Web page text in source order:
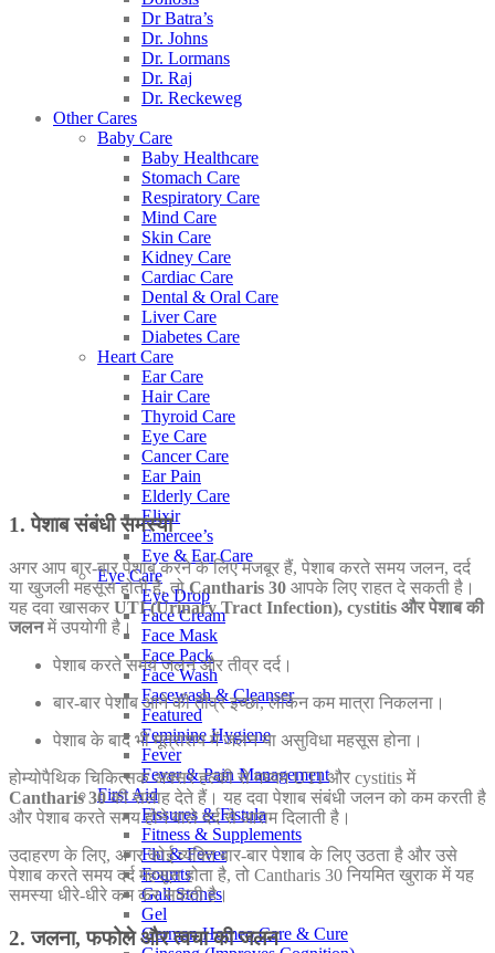
Dr Batra’s
Dr. Johns
Dr. Lormans
Dr. Raj
Dr. Reckeweg
Other Cares
Baby Care
Baby Healthcare
Stomach Care
Respiratory Care
Mind Care
Skin Care
Kidney Care
Cardiac Care
Dental & Oral Care
Liver Care
Diabetes Care
Heart Care
Ear Care
Hair Care
Thyroid Care
Eye Care
Cancer Care
Ear Pain
Elderly Care
Elixir
Emercee’s
Eye & Ear Care
Eye Care
Eye Drop
Face Cream
Face Mask
Face Pack
Face Wash
Facewash & Cleanser
Featured
Feminine Hygiene
Fever
Fever & Pain Management
First Aid
Fissures & Fistula
Fitness & Supplements
Flu & Fever
Fourrts
Gall Stones
Gel
German Homeo Care & Cure
1. पेशाब संबंधी समस्या
अगर आप बार-बार पेशाब करने के लिए मजबूर हैं, पेशाब करते समय जलन, दर्द
या खुजली महसूस होती है, तोCantharis 30 आपके लिए राहत दे सकती है।
यह दवा खासकर UTI (Urinary Tract Infection), cystitis और पेशाब की
जलनमें उपयोगी है।
पेशाब करते समय जलन और तीव्र दर्द।
बार-बार पेशाब आने की तीव्र इच्छा, लेकिन कम मात्रा निकलना।
पेशाब के बाद भी मूत्राशय में जलन या असुविधा महसूस होना।
होम्योपैथिक चिकित्सक अक्सर हल्की से मध्यम UTI और cystitis में
Cantharis 30की सलाह देते हैं। यह दवा पेशाब संबंधी जलन को कम करती है
और पेशाब करते समय होने वाले दर्द से आराम दिलाती है।
उदाहरण के लिए, अगर कोई व्यक्ति बार-बार पेशाब के लिए उठता है और उसे
पेशाब करते समय दर्द महसूस होता है, तो Cantharis 30 नियमित खुराक में यह
समस्या धीरे-धीरे कम कर सकती है।
2. जलना, फफोले और त्वचा की जलन